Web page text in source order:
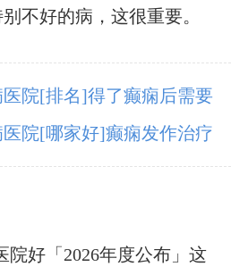
不好的病，这很重要。
医院[排名]得了癫痫后需要
医院[哪家好]癫痫发作治疗
院好「2026年度公布」这